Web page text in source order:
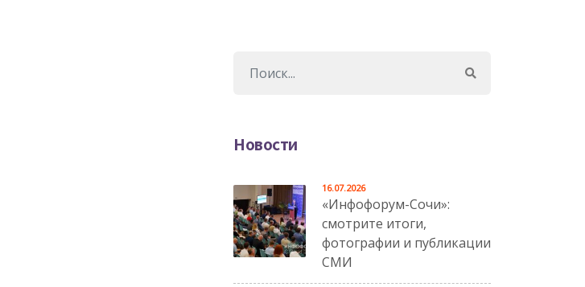
Новости
«Инфофорум-Сочи»:
смотрите итоги,
фотографии и публикации
СМИ
16.07.2026